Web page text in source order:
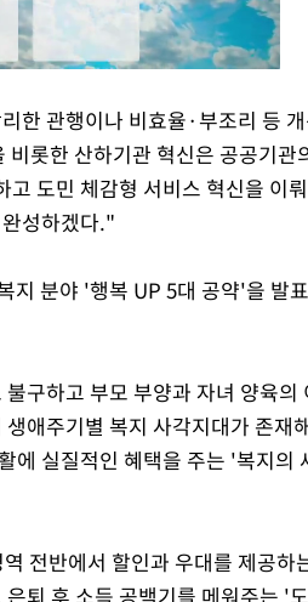
Mute
한 관행이나 비효율·부조리 등
롯한 산하기관 혁신은 공공기관
도민 체감형 서비스 혁신을 이
성하겠다."
지 분야 '행복 UP 5대 공약'을 발
구하고 부모 부양과 자녀 양육의
애주기별 복지 사각지대가 존재
에 실질적인 혜택을 주는 '복지의
전반에서 할인과 우대를 제공하
퇴 후 소득 공백기를 메워주는 '